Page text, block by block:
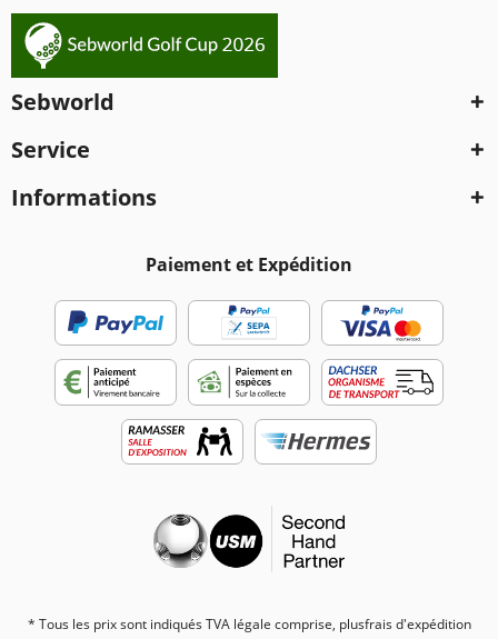
Sebworld
Service
Informations
Paiement et Expédition
* Tous les prix sont indiqués TVA légale comprise, plusfrais d'expédition